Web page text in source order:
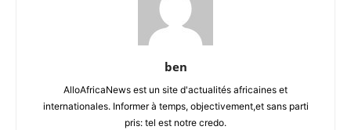
ben
AlloAfricaNews est un site d'actualités africaines et
internationales. Informer à temps, objectivement,et sans parti
pris: tel est notre credo.